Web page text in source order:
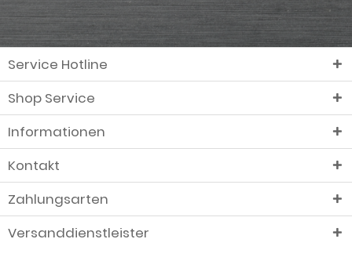
Service Hotline
Shop Service
Informationen
Kontakt
Zahlungsarten
Versanddienstleister